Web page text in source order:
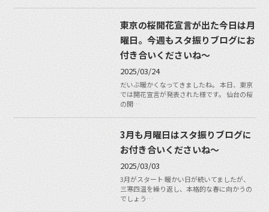
東京の桜開花宣言が出た今日は月
曜日。今週もスタ振りブログにお
付き合いくださいね〜
2025/03/24
だいぶ暖かくなってきましたね。 本日、東京
では開花宣言が発表された様です。 仙台の桜
の開…
3月も月曜日はスタ振りブログに
お付き合いくださいね〜
2025/03/03
3月がスタート 暖かい日が続いてましたが、
三寒四温を繰り返し、本格的な春に向かうの
でしょう…